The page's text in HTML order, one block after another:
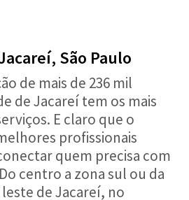
São Paulo
de mais de 236 mil
de Jacareí tem os mais
E claro que o
profissionais
quem precisa com
centro a zona sul ou da
de Jacareí, no